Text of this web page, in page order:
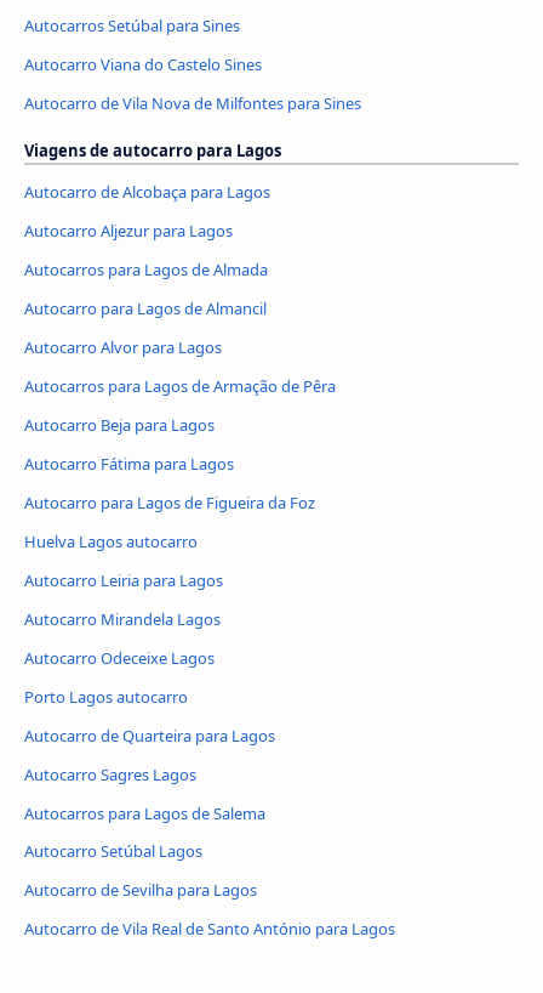
Autocarros Setúbal para Sines
Autocarro Viana do Castelo Sines
Autocarro de Vila Nova de Milfontes para Sines
Viagens de autocarro para Lagos
Autocarro de Alcobaça para Lagos
Autocarro Aljezur para Lagos
Autocarros para Lagos de Almada
Autocarro para Lagos de Almancil
Autocarro Alvor para Lagos
Autocarros para Lagos de Armação de Pêra
Autocarro Beja para Lagos
Autocarro Fátima para Lagos
Autocarro para Lagos de Figueira da Foz
Huelva Lagos autocarro
Autocarro Leiria para Lagos
Autocarro Mirandela Lagos
Autocarro Odeceixe Lagos
Porto Lagos autocarro
Autocarro de Quarteira para Lagos
Autocarro Sagres Lagos
Autocarros para Lagos de Salema
Autocarro Setúbal Lagos
Autocarro de Sevilha para Lagos
Autocarro de Vila Real de Santo António para Lagos